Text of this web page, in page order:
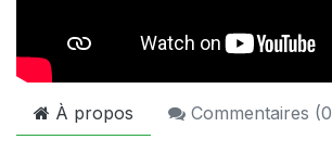
À propos Commentaires (0